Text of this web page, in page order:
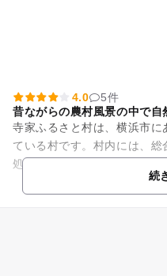
4.0
5件
昔ながらの農村風景の中で自
寺家ふるさと村は、横浜市に
ている村です。村内には、
処、なし園、陶芸舎、体験温
ョートコース、テニスコート
続